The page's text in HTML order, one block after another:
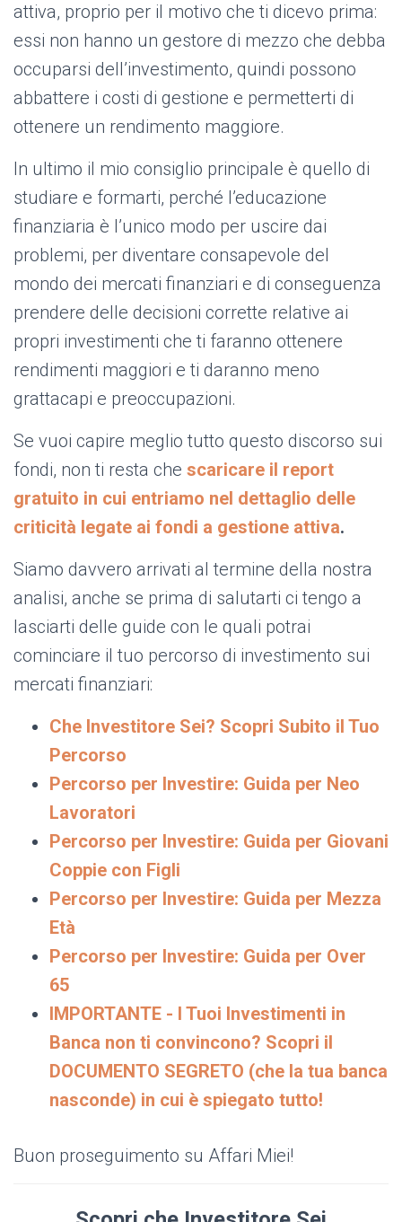
attiva, proprio per il motivo che ti dicevo prima:
essi non hanno un gestore di mezzo che debba
occuparsi dell’investimento, quindi possono
abbattere i costi di gestione e permetterti di
ottenere un rendimento maggiore.
In ultimo il mio consiglio principale è quello di
studiare e formarti, perché l’educazione
finanziaria è l’unico modo per uscire dai
problemi, per diventare consapevole del
mondo dei mercati finanziari e di conseguenza
prendere delle decisioni corrette relative ai
propri investimenti che ti faranno ottenere
rendimenti maggiori e ti daranno meno
grattacapi e preoccupazioni.
Se vuoi capire meglio tutto questo discorso sui
fondi, non ti resta che scaricare il report
gratuito in cui entriamo nel dettaglio delle
criticità legate ai fondi a gestione attiva.
Siamo davvero arrivati al termine della nostra
analisi, anche se prima di salutarti ci tengo a
lasciarti delle guide con le quali potrai
cominciare il tuo percorso di investimento sui
mercati finanziari:
Che Investitore Sei? Scopri Subito il Tuo
Percorso
Percorso per Investire: Guida per Neo
Lavoratori
Percorso per Investire: Guida per Giovani
Coppie con Figli
Percorso per Investire: Guida per Mezza
Età
Percorso per Investire: Guida per Over
65
IMPORTANTE - I Tuoi Investimenti in
Banca non ti convincono? Scopri il
DOCUMENTO SEGRETO (che la tua banca
nasconde) in cui è spiegato tutto!
Buon proseguimento su Affari Miei!